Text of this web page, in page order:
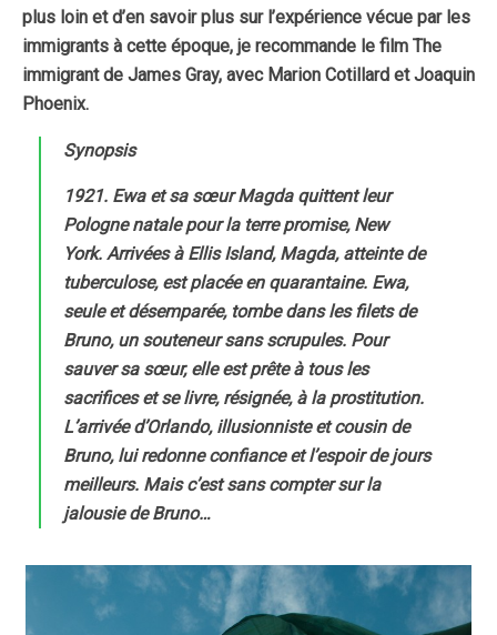
plus loin et d’en savoir plus sur l’expérience vécue par les
immigrants à cette époque, je recommande le film The
immigrant de James Gray, avec Marion Cotillard et Joaquin
Phoenix.
Synopsis
1921. Ewa et sa sœur Magda quittent leur
Pologne natale pour la terre promise, New
York. Arrivées à Ellis Island, Magda, atteinte de
tuberculose, est placée en quarantaine. Ewa,
seule et désemparée, tombe dans les filets de
Bruno, un souteneur sans scrupules. Pour
sauver sa sœur, elle est prête à tous les
sacrifices et se livre, résignée, à la prostitution.
L’arrivée d’Orlando, illusionniste et cousin de
Bruno, lui redonne confiance et l’espoir de jours
meilleurs. Mais c’est sans compter sur la
jalousie de Bruno…